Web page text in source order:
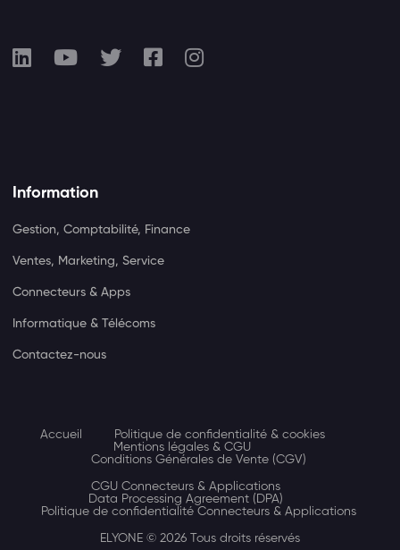
Information
Gestion, Comptabilité, Finance
Ventes, Marketing, Service
Connecteurs & Apps
Informatique & Télécoms
Contactez-nous
Accueil
Politique de confidentialité & cookies
Mentions légales & CGU
Conditions Générales de Vente (CGV)
CGU Connecteurs & Applications
Data Processing Agreement (DPA)
Politique de confidentialité Connecteurs & Applications
ELYONE © 2026 Tous droits réservés